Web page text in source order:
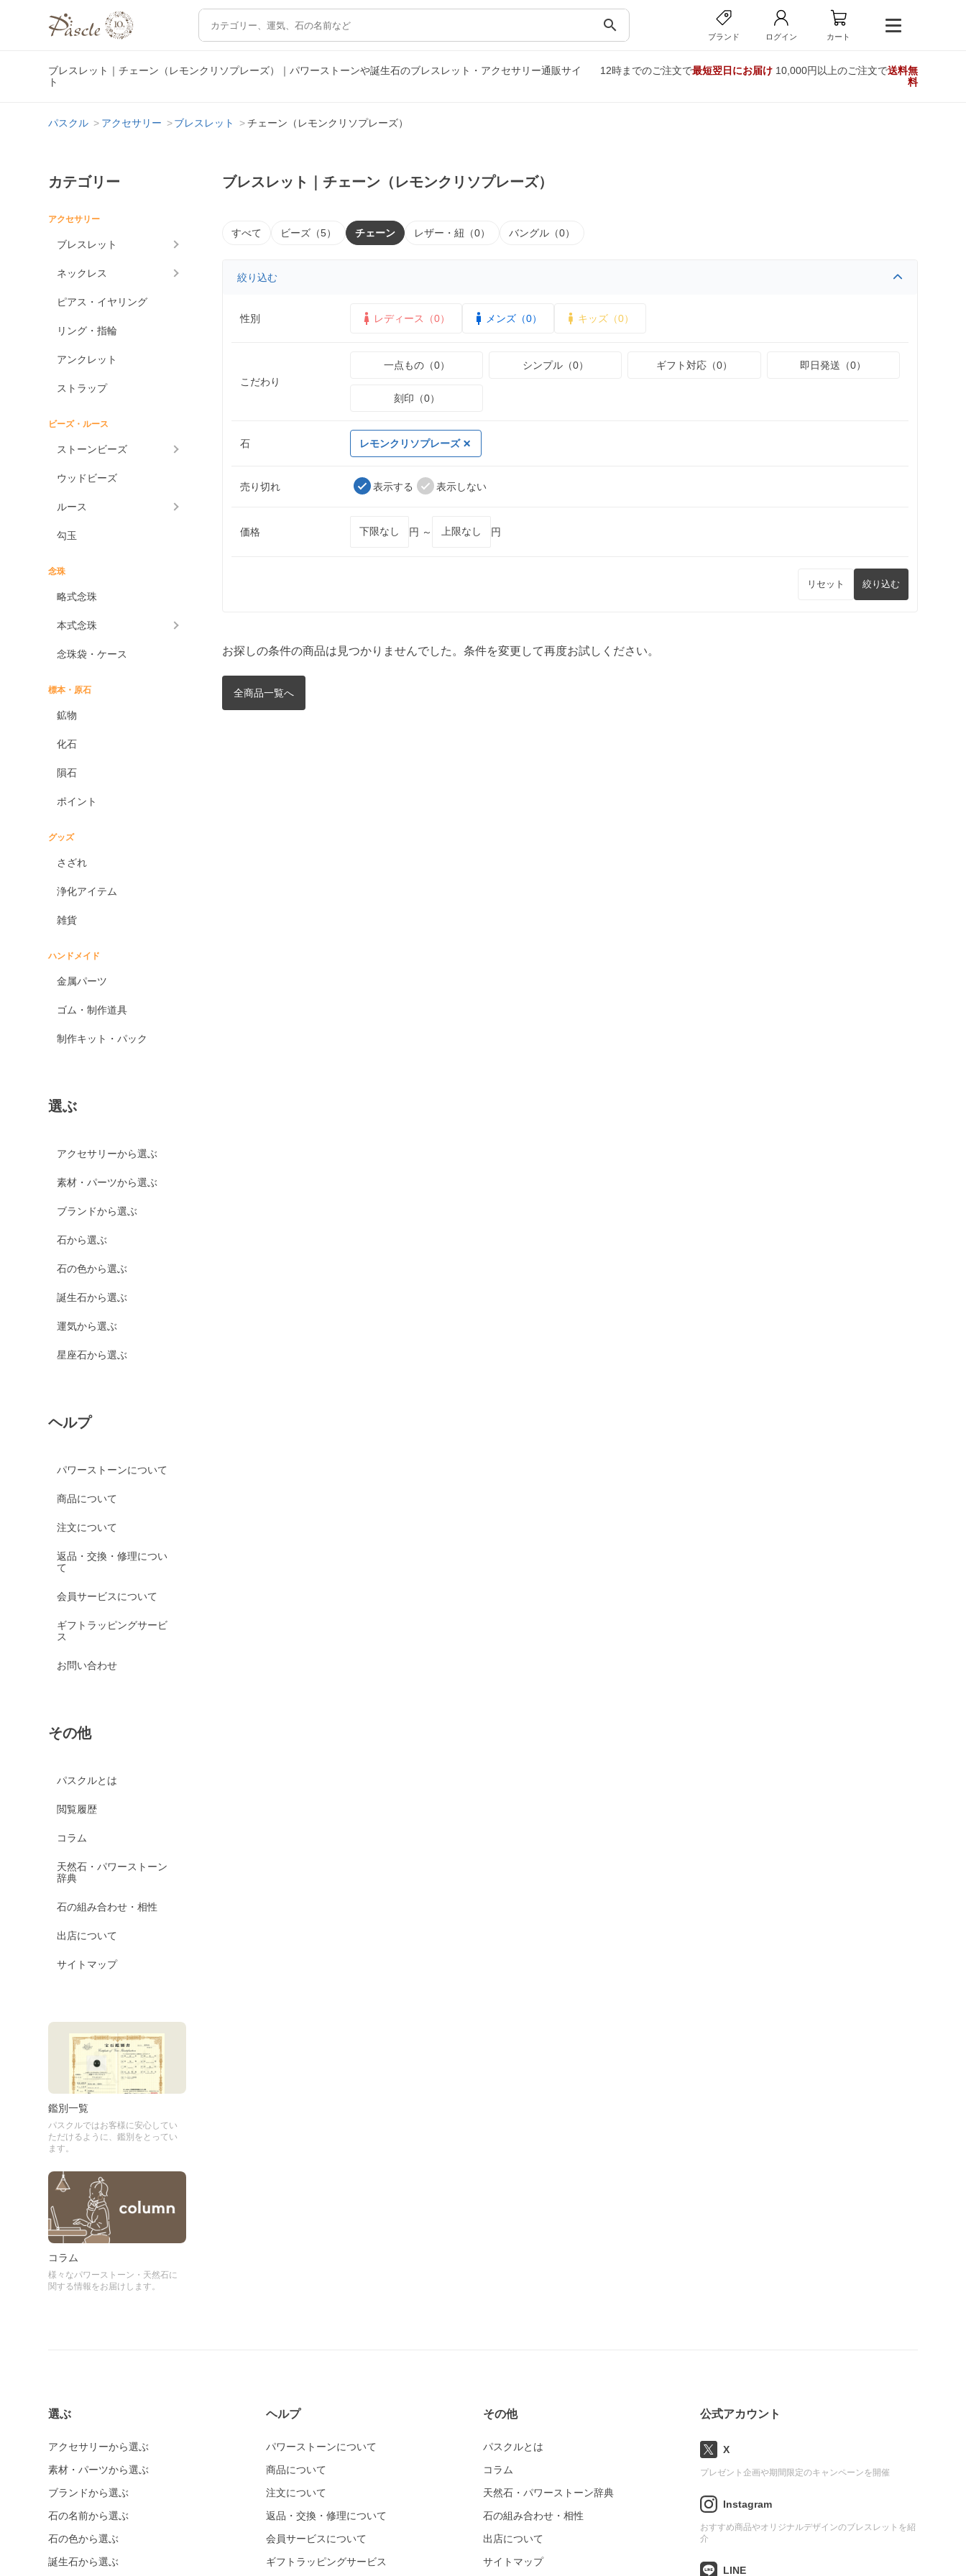
search
ブランド ログイン カート
ブレスレット｜チェーン（レモンクリソプレーズ）｜パワーストーンや誕生石のブレスレット・アクセサリー通販サイ
ト
12時までのご注文で最短翌日にお届け10,000円以上のご注文で送料無
料
パスクル アクセサリー ブレスレット チェーン（レモンクリソプレーズ）
カテゴリー
アクセサリー
ブレスレット
ネックレス
ピアス・イヤリング
リング・指輪
アンクレット
ストラップ
ビーズ・ルース
ストーンビーズ
ウッドビーズ
ルース
勾玉
念珠
略式念珠
本式念珠
念珠袋・ケース
標本・原石
鉱物
化石
隕石
ポイント
グッズ
さざれ
浄化アイテム
雑貨
ハンドメイド
金属パーツ
ゴム・制作道具
制作キット・パック
選ぶ
アクセサリーから選ぶ
素材・パーツから選ぶ
ブランドから選ぶ
石から選ぶ
石の色から選ぶ
誕生石から選ぶ
運気から選ぶ
星座石から選ぶ
ヘルプ
パワーストーンについて
商品について
注文について
返品・交換・修理につい
て
会員サービスについて
ギフトラッピングサービ
ス
お問い合わせ
その他
パスクルとは
閲覧履歴
コラム
天然石・パワーストーン
辞典
石の組み合わせ・相性
出店について
サイトマップ
鑑別一覧
パスクルではお客様に安心してい
ただけるように、鑑別をとってい
ます。
コラム
様々なパワーストーン・天然石に
関する情報をお届けします。
ブレスレット｜チェーン（レモンクリソプレーズ）
すべて ビーズ（5） チェーン レザー・紐（0） バングル（0）
絞り込む
性別 レディース（0） メンズ（0） キッズ（0）
こだわり
一点もの（0） シンプル（0） ギフト対応（0） 即日発送（0）
刻印（0）
石 レモンクリソプレーズ
売り切れ 表示する 表示しない
価格 円 ～ 円
リセット 絞り込む
お探しの条件の商品は見つかりませんでした。条件を変更して再度お試しください。
全商品一覧へ
選ぶ
アクセサリーから選ぶ
素材・パーツから選ぶ
ブランドから選ぶ
石の名前から選ぶ
石の色から選ぶ
誕生石から選ぶ
ヘルプ
パワーストーンについて
商品について
注文について
返品・交換・修理について
会員サービスについて
ギフトラッピングサービス
その他
パスクルとは
コラム
天然石・パワーストーン辞典
石の組み合わせ・相性
出店について
サイトマップ
公式アカウント
X
プレゼント企画や期間限定のキャンペーンを開催
Instagram
おすすめ商品やオリジナルデザインのブレスレットを紹
介
LINE